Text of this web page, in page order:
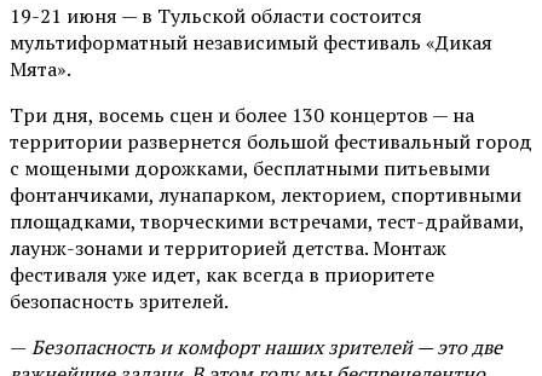
19-21 июня — в Тульской области состоится
мультиформатный независимый фестиваль «Дикая
Мята».
Три дня, восемь сцен и более 130 концертов — на
территории развернется большой фестивальный город
с мощеными дорожками, бесплатными питьевыми
фонтанчиками, лунапарком, лекторием, спортивными
площадками, творческими встречами, тест-драйвами,
лаунж-зонами и территорией детства. Монтаж
фестиваля уже идет, как всегда в приоритете
безопасность зрителей.
— Безопасность и комфорт наших зрителей — это две